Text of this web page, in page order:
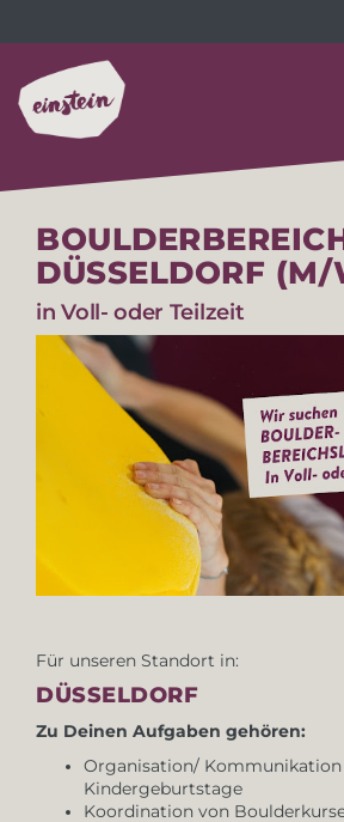
DÜSSELDORF
in Voll- oder Teilzeit
Für unseren Standort in:
DÜSSELDORF
Zu Deinen Aufgaben gehören:
Organisation/ Kommunikation
Kindergeburtstage
Koordination von